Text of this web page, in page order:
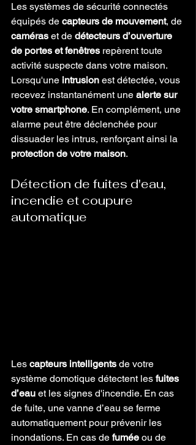
Les systèmes de sécurité connectés
équipés de capteurs de mouvement, de
caméras et de détecteurs d’ouverture
de portes et fenêtres repèrent toute
activité suspecte dans votre maison.
Lorsqu'une intrusion est détectée, vous
recevez instantanément une alerte sur
votre smartphone. En complément, une
alarme peut être déclenchée pour
dissuader les intrus, renforçant ainsi la
protection de votre maison.
Détection de fuites d'eau,
incendie et coupure
automatique
Les capteurs intelligents de votre
système domotique détectent les fuites
d’eau et les signes d'incendie. En cas
de fuite, une vanne d’eau se ferme
automatiquement pour prévenir les
inondations. En cas de fumée ou de